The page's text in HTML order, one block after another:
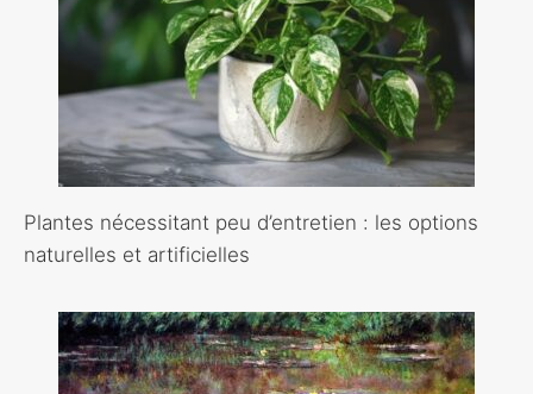
Plantes nécessitant peu d’entretien : les options
naturelles et artificielles